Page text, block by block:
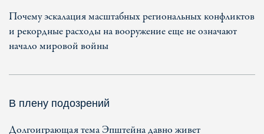
Почему эскалация масштабных региональных конфликтов
и рекордные расходы на вооружение еще не означают
начало мировой войны
В плену подозрений
Долгоиграющая тема Эпштейна давно живет